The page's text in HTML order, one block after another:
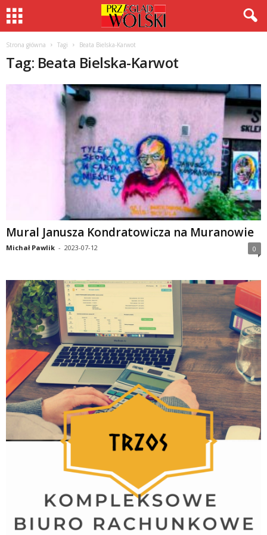
Strona główna Tagi Beata Bielska-Karwot
Tag: Beata Bielska-Karwot
Mural Janusza Kondratowicza na Muranowie
Michał Pawlik - 2023-07-12 0